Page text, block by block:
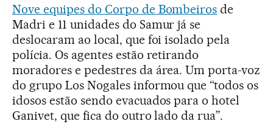
Nove equipes do Corpo de Bombeiros de
Madri e 11 unidades do Samur já se
deslocaram ao local, que foi isolado pela
polícia. Os agentes estão retirando
moradores e pedestres da área. Um porta-voz
do grupo Los Nogales informou que “todos os
idosos estão sendo evacuados para o hotel
Ganivet, que fica do outro lado da rua”.